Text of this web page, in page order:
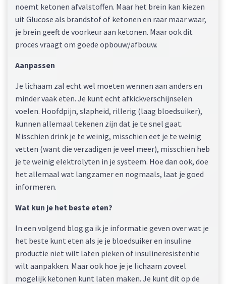
noemt ketonen afvalstoffen. Maar het brein kan kiezen
uit Glucose als brandstof of ketonen en raar maar waar,
je brein geeft de voorkeur aan ketonen. Maar ook dit
proces vraagt om goede opbouw/afbouw.
Aanpassen
Je lichaam zal echt wel moeten wennen aan anders en
minder vaak eten. Je kunt echt afkickverschijnselen
voelen. Hoofdpijn, slapheid, rillerig (laag bloedsuiker),
kunnen allemaal tekenen zijn dat je te snel gaat.
Misschien drink je te weinig, misschien eet je te weinig
vetten (want die verzadigen je veel meer), misschien heb
je te weinig elektrolyten in je systeem. Hoe dan ook, doe
het allemaal wat langzamer en nogmaals, laat je goed
informeren.
Wat kun je het beste eten?
In een volgend blog ga ik je informatie geven over wat je
het beste kunt eten als je je bloedsuiker en insuline
productie niet wilt laten pieken of insulineresistentie
wilt aanpakken. Maar ook hoe je je lichaam zoveel
mogelijk ketonen kunt laten maken. Je kunt dit op de